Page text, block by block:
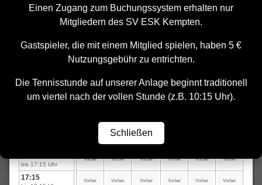
09:15
bis 10:15 Uhr
11:15
bis 13:15 Uhr
bis 14:15 Uhr
bis 17:15 Uhr
17:15
Vorbei Vorbei Vorbei Vorbei Vorbei Vorbei
Vorbei Vorbei Vorbei
Vorbei Vorbei Vorbei Vorbei Vorbei Vorbei
Vorbei Vorbei
Vorbei Vorbei Vorbei Vorbei Vorbei Vorbei
Vorbei Vorbei Vorbei Vorbei Vorbei Vorbei
Einen Zugang zum Buchungssystem erhalten nur
Mitgliedern des SV ESK Kempten.
Gastspieler, die mit einem Mitglied spielen, haben 5 €
Nutzungsgebühr zu entrichten.
Die Tennisstunde auf unserer Anlage beginnt traditionell
um viertel nach der vollen Stunde (z.B. 10:15 Uhr).
Schließen